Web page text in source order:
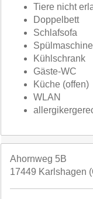
Tiere nicht
Doppelbett
Schlafsofa
Spülmaschine
Kühlschrank
Gäste-WC
Küche (offen)
WLAN
Ahornweg 5B
17449 Karlshagen